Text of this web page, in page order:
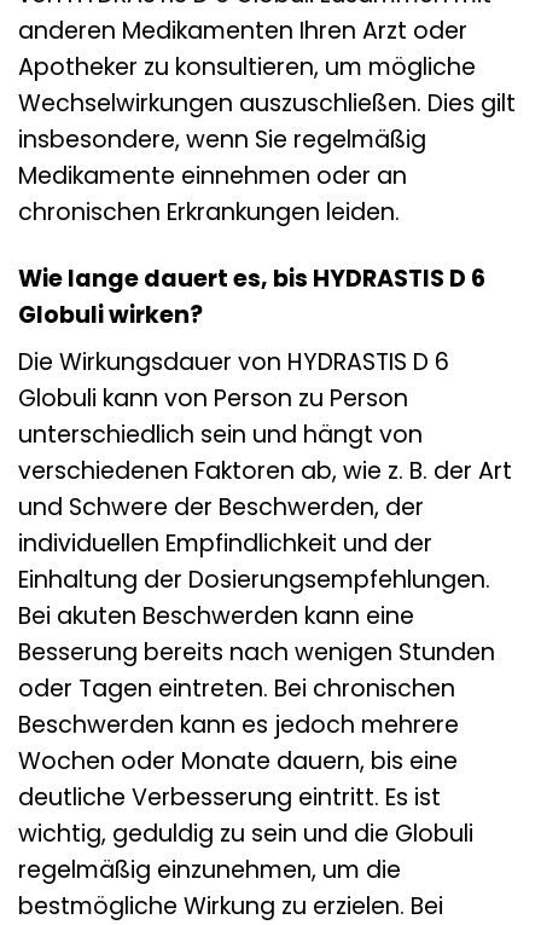
anderen Medikamenten Ihren Arzt oder
Apotheker zu konsultieren, um mögliche
Wechselwirkungen auszuschließen. Dies gilt
insbesondere, wenn Sie regelmäßig
Medikamente einnehmen oder an
chronischen Erkrankungen leiden.
Wie lange dauert es, bis HYDRASTIS D 6
Globuli wirken?
Die Wirkungsdauer von HYDRASTIS D 6
Globuli kann von Person zu Person
unterschiedlich sein und hängt von
verschiedenen Faktoren ab, wie z. B. der Art
und Schwere der Beschwerden, der
individuellen Empfindlichkeit und der
Einhaltung der Dosierungsempfehlungen.
Bei akuten Beschwerden kann eine
Besserung bereits nach wenigen Stunden
oder Tagen eintreten. Bei chronischen
Beschwerden kann es jedoch mehrere
Wochen oder Monate dauern, bis eine
deutliche Verbesserung eintritt. Es ist
wichtig, geduldig zu sein und die Globuli
regelmäßig einzunehmen, um die
bestmögliche Wirkung zu erzielen. Bei